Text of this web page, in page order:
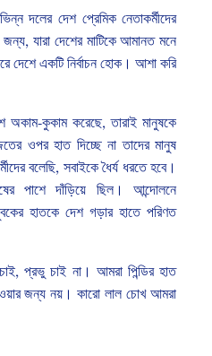
দলের দেশ প্রেমিক নেতাকর্মীদের
জন্য, যারা দেশের মাটিকে আমানত মনে
দেশে একটি নির্বাচন হোক। আশা করি
অকাম-কুকাম করেছে,তারাই মানুষকে
ওপর হাত দিচ্ছে না তাদের মানুষ
বলেছি, সবাইকে ধৈর্য ধরতে হবে।
পাশে দাঁড়িয়ে ছিল।
আন্দোলনে
হাতকে দেশ গড়ার হাতে পরিণত
চাই,প্রভু চাই না। আমরা পিন্ডির হাত
জন্য নয়। কারো লাল চোখ আমরা